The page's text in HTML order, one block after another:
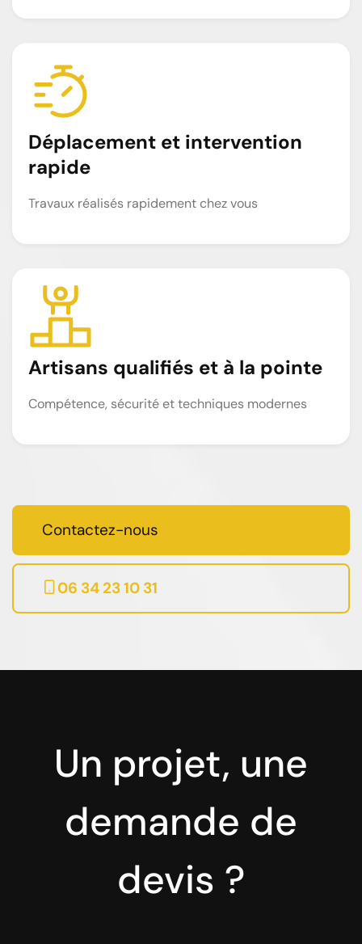
Déplacement et intervention
rapide
Travaux réalisés rapidement chez vous
Artisans qualifiés et à la pointe
Compétence, sécurité et techniques modernes
Contactez-nous
06 34 23 10 31
Un projet, une
demande de
devis ?